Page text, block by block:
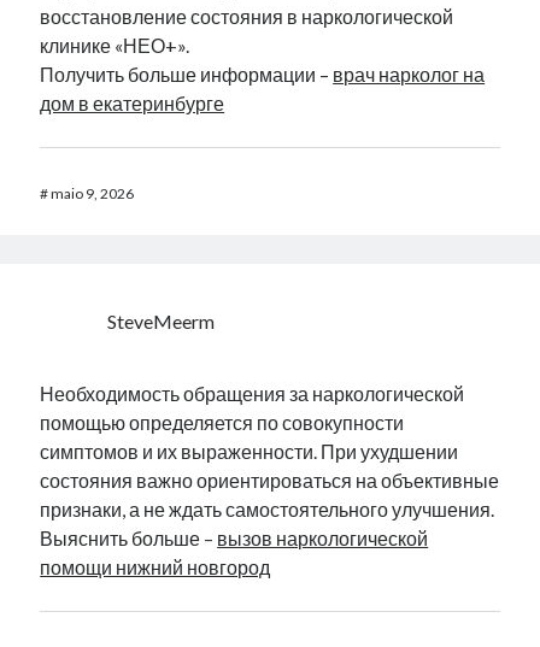
восстановление состояния в наркологической
клинике «НЕО+».
Получить больше информации – врач нарколог на
дом в екатеринбурге
#maio 9, 2026
SteveMeerm
Необходимость обращения за наркологической
помощью определяется по совокупности
симптомов и их выраженности. При ухудшении
состояния важно ориентироваться на объективные
признаки, а не ждать самостоятельного улучшения.
Выяснить больше – вызов наркологической
помощи нижний новгород